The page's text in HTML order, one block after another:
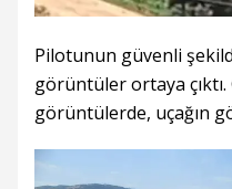
Pilotunun güvenli
görüntüler ortaya
görüntülerde, uçağın